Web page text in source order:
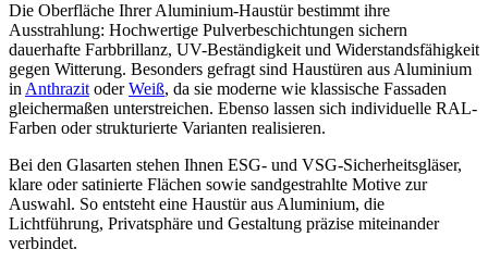
Die Oberfläche Ihrer Aluminium-Haustür bestimmt ihre
Ausstrahlung: Hochwertige Pulverbeschichtungen sichern
dauerhafte Farbbrillanz, UV-Beständigkeit und Widerstandsfähigkeit
gegen Witterung. Besonders gefragt sind Haustüren aus Aluminium
inAnthrazitoderWeiß, da sie moderne wie klassische Fassaden
gleichermaßen unterstreichen. Ebenso lassen sich individuelle RAL-
Farben oder strukturierte Varianten realisieren.
Bei den Glasarten stehen Ihnen ESG- und VSG-Sicherheitsgläser,
klare oder satinierte Flächen sowie sandgestrahlte Motive zur
Auswahl. So entsteht eine Haustür aus Aluminium, die
Lichtführung, Privatsphäre und Gestaltung präzise miteinander
verbindet.